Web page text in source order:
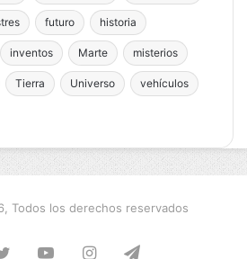
futuro historia
inventos Marte misterios
Tierra Universo vehículos
Todos los derechos reservados
TwitterYouTubeInstagramTelegram